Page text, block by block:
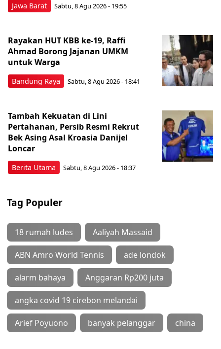
Jawa Barat Sabtu, 8 Agu 2026 - 19:55
Bandung Raya
Rayakan HUT KBB ke-19, Raffi
Ahmad Borong Jajanan UMKM
untuk Warga
Sabtu, 8 Agu 2026 - 18:41
Berita Utama
Tambah Kekuatan di Lini
Pertahanan, Persib Resmi Rekrut
Bek Asing Asal Kroasia Danijel
Loncar
Sabtu, 8 Agu 2026 - 18:37
Tag Populer
18 rumah ludes Aaliyah Massaid
ABN Amro World Tennis ade londok
alarm bahaya Anggaran Rp200 juta
angka covid 19 cirebon melandai
Arief Poyuono banyak pelanggar china